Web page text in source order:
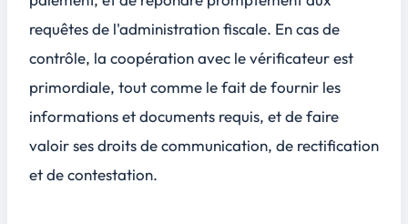
requêtes de l'administration fiscale. En cas de
contrôle, la coopération avec le vérificateur est
primordiale, tout comme le fait de fournir les
informations et documents requis, et de faire
valoir ses droits de communication, de rectification
et de contestation.